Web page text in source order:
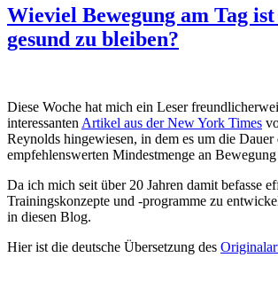
Wieviel Bewegung am Tag
gesund zu bleiben?
Diese Woche hat mich ein Leser
interessanten Artikel aus der New York Times
Reynolds hingewiesen, in dem es um die Dauer
empfehlenswerten Mindestmenge an Bewegung
Da ich mich seit über 20 Jahren damit befasse
Trainingskonzepte und -programme zu
in diesen Blog.
Hier ist die deutsche Übersetzung des